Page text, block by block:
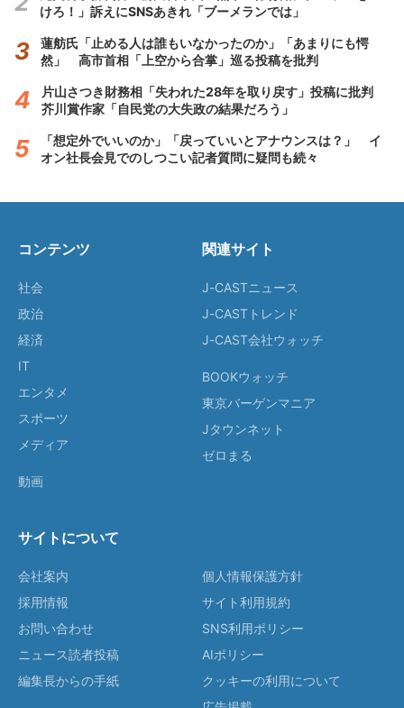
けろ！」訴えにSNSあきれ「ブーメランでは」
蓮舫氏「止める人は誰もいなかったのか」「あまりにも愕
然」 高市首相「上空から合掌」巡る投稿を批判
片山さつき財務相「失われた28年を取り戻す」投稿に批判
芥川賞作家「自民党の大失政の結果だろう」
「想定外でいいのか」「戻っていいとアナウンスは？」 イ
オン社長会見でのしつこい記者質問に疑問も続々
コンテンツ
社会
政治
経済
IT
エンタメ
スポーツ
メディア
動画
関連サイト
J-CASTニュース
J-CASTトレンド
J-CAST会社ウォッチ
BOOKウォッチ
東京バーゲンマニア
Jタウンネット
ゼロまる
サイトについて
会社案内
採用情報
お問い合わせ
ニュース読者投稿
編集長からの手紙
個人情報保護方針
サイト利用規約
SNS利用ポリシー
AIポリシー
クッキーの利用について